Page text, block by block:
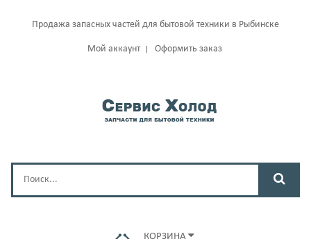
Продажа запасных частей для бытовой техники в Рыбинске
Мой аккаунт Оформить заказ
КОРЗИНА